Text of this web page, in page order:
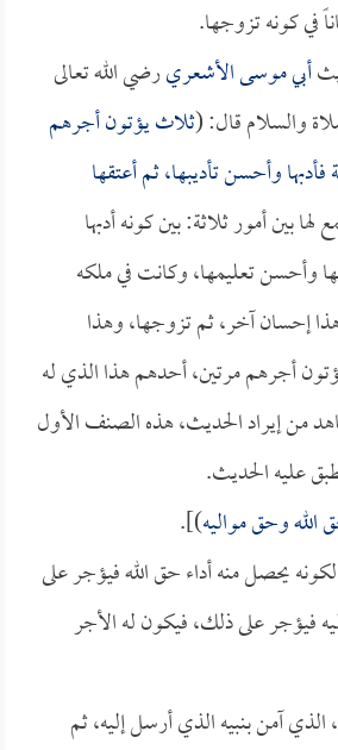
في كونه تزوجها.
أبي موسى الأشعريرضي الله تعالى
والسلام قال: (ثلاث يؤتون أجرهم
وأحسن تأديبها، ثم أعتقها
بين أمور ثلاثة: بين كونه أدبها
وأحسن تعليمها، وكانت في ملكه
إحسان آخر، ثم تزوجها، وهذا
أجرهم مرتين، أحدهم هذا الذي له
من إيراد الحديث، هذه الصنف الأول
عليه الحديث.
وحق مواليه)].
يحصل منه أداء حق الله فيؤجر على
فيؤجر على ذلك، فيكون له الأجر
الذي آمن بنبيه الذي أرسل إليه، ثم